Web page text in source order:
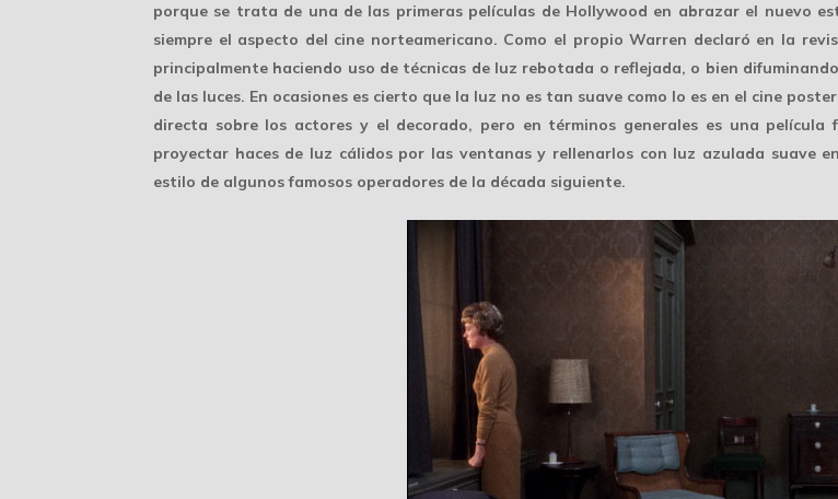
porque se trata de una de las primeras películas de Hollywood en abrazar el nuevo
siempre el aspecto del cine norteamericano. Como el propio Warren declaró en la
principalmente haciendo uso de técnicas de luz rebotada o reflejada, o bien
de las luces. En ocasiones es cierto que la luz no es tan suave como lo es en el cine
directa sobre los actores y el decorado, pero en términos generales es una
proyectar haces de luz cálidos por las ventanas y rellenarlos con luz azulada suave
estilo de algunos famosos operadores de la década siguiente.